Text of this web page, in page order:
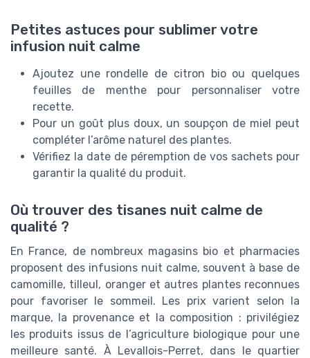
Petites astuces pour sublimer votre
infusion nuit calme
Ajoutez une rondelle de citron bio ou quelques
feuilles de menthe pour personnaliser votre
recette.
Pour un goût plus doux, un soupçon de miel peut
compléter l’arôme naturel des plantes.
Vérifiez la date de péremption de vos sachets pour
garantir la qualité du produit.
Où trouver des tisanes nuit calme de
qualité ?
En France, de nombreux magasins bio et pharmacies
proposent des infusions nuit calme, souvent à base de
camomille, tilleul, oranger et autres plantes reconnues
pour favoriser le sommeil. Les prix varient selon la
marque, la provenance et la composition : privilégiez
les produits issus de l’agriculture biologique pour une
meilleure santé. À Levallois-Perret, dans le quartier